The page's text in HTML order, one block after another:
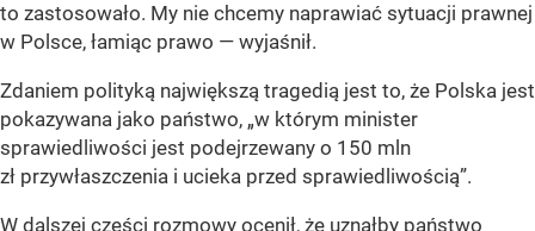
to zastosowało. My nie chcemy naprawiać sytuacji prawnej
w Polsce, łamiąc prawo — wyjaśnił.
Zdaniem polityką największą tragedią jest to, że Polska jest
pokazywana jako państwo, „w którym minister
sprawiedliwości jest podejrzewany o 150 mln
zł przywłaszczenia i ucieka przed sprawiedliwością”.
W dalszej części rozmowy ocenił, że uznałby państwo